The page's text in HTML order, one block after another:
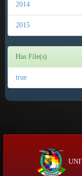
2014
2015
Has File(s)
true